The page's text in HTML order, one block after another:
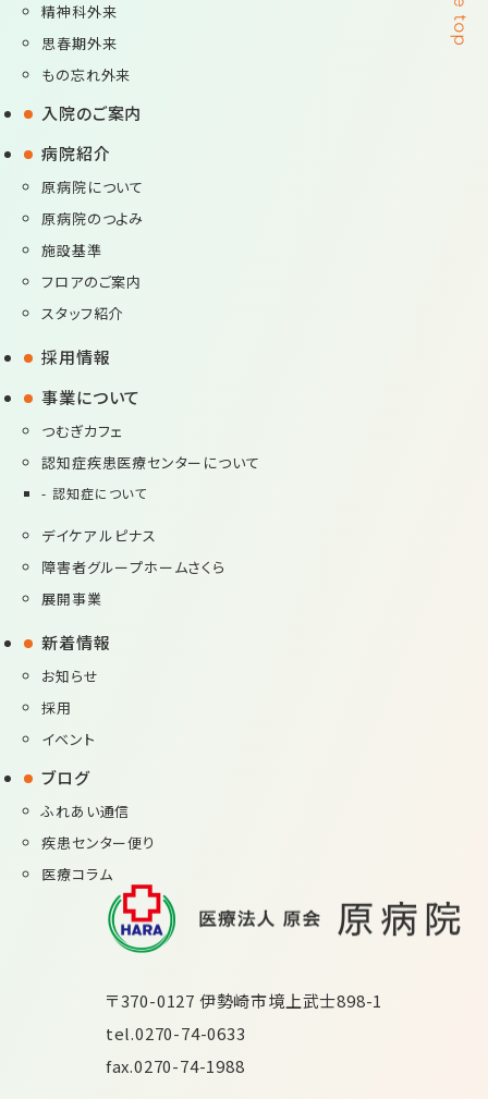
〒370-0127 伊勢崎市境上武士898-1
tel.0270-74-0633
fax.0270-74-1988
精神科外来
思春期外来
もの忘れ外来
入院のご案内
病院紹介
原病院について
原病院のつよみ
施設基準
フロアのご案内
スタッフ紹介
採用情報
事業について
つむぎカフェ
認知症疾患医療センターについて
認知症について
デイケア ルピナス
障害者グループホームさくら
展開事業
新着情報
お知らせ
採用
イベント
ブログ
ふれあい通信
疾患センター便り
医療コラム